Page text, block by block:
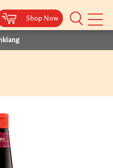
Shop Now
Shop Now
Shop Now
Shop Now
Shop Now